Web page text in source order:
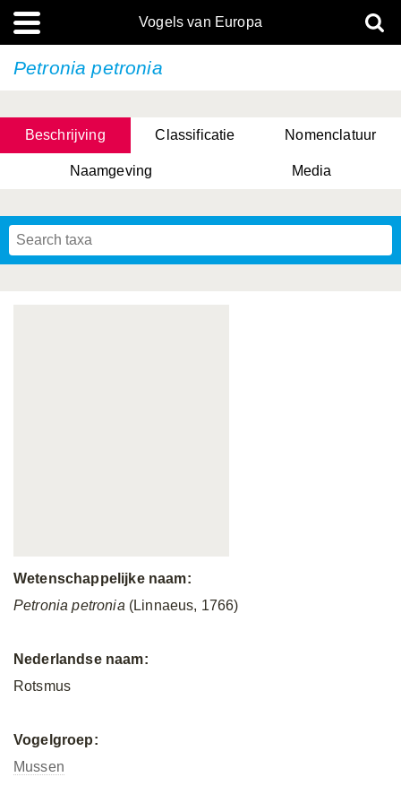
Vogels van Europa
Petronia petronia
Beschrijving Classificatie Nomenclatuur
Naamgeving Media
Wetenschappelijke naam:
Petronia petronia (Linnaeus, 1766)
Nederlandse naam:
Rotsmus
Vogelgroep:
Mussen